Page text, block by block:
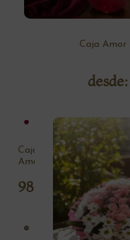
Caja Amor
desde:
Caja
Amor
98,00 €